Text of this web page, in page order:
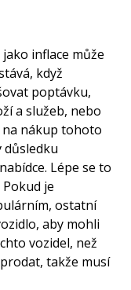
inflace může
když
poptávku,
a služeb, nebo
na nákup tohoto
důsledku
Lépe se to
je
ostatní
aby mohli
vozidel, než
takže musí